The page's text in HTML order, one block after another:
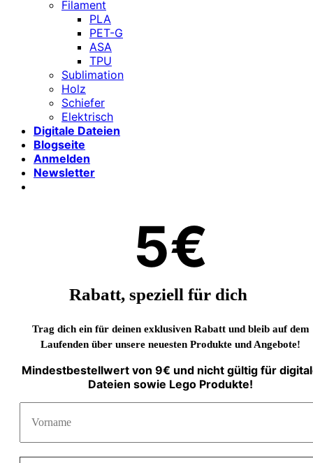
Filament
PLA
PET-G
ASA
TPU
Sublimation
Holz
Schiefer
Elektrisch
Digitale Dateien
Blogseite
Anmelden
Newsletter
5€
Rabatt, speziell für dich
Trag dich ein für deinen exklusiven Rabatt und bleib auf dem
Laufenden über unsere neuesten Produkte und Angebote!
Mindestbestellwert von 9€ und nicht gültig für
Dateien sowie Lego Produkte!